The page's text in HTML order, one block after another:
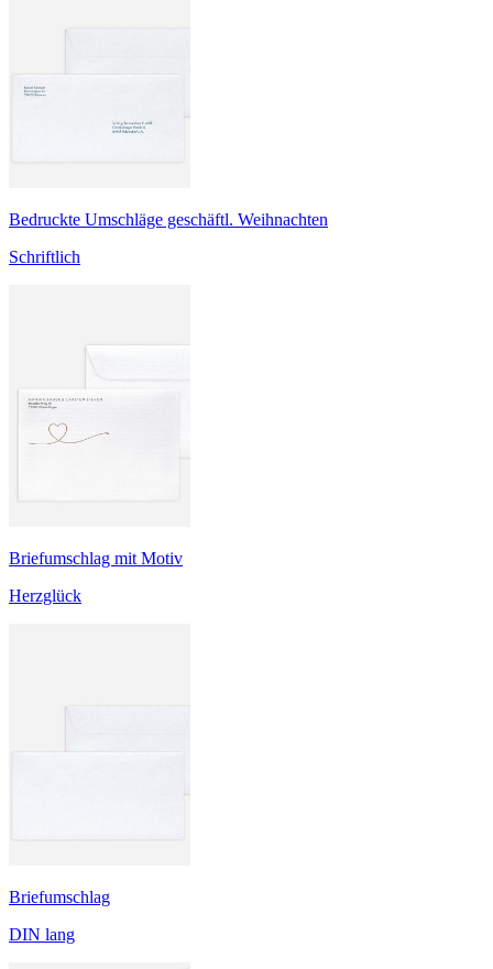
Bedruckte Umschläge geschäftl. Weihnachten
Schriftlich
Briefumschlag mit Motiv
Herzglück
Briefumschlag
DIN lang